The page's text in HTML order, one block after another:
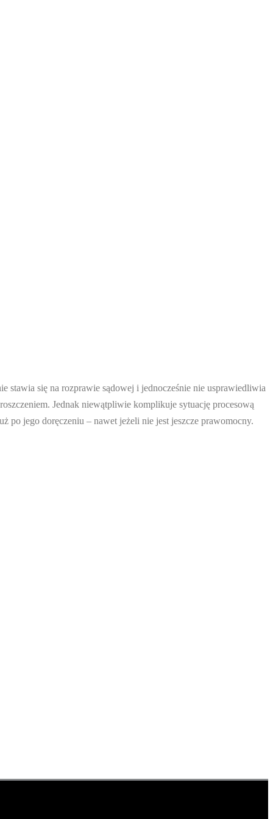
się na rozprawie sądowej i jednocześnie nie usprawiedliwia
Jednak niewątpliwie komplikuje sytuację procesową
po jego doręczeniu – nawet jeżeli nie jest jeszcze prawomocny.